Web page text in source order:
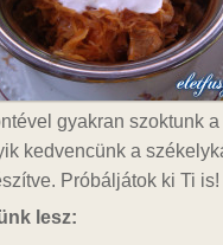
gyakran szoktunk
kedvencünk a
Próbáljátok ki Ti is!
lesz: